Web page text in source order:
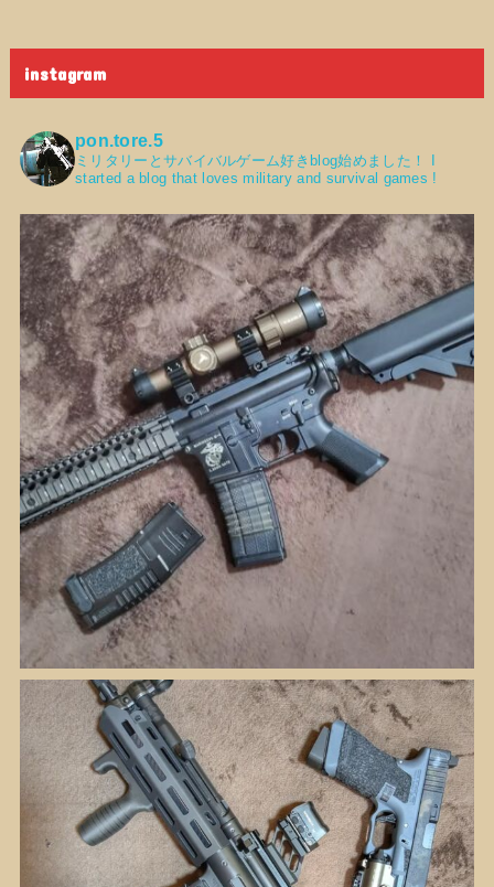
instagram
pon.tore.5
ミリタリーとサバイバルゲーム好きblog始めました！
started a blog that loves military and survival games !